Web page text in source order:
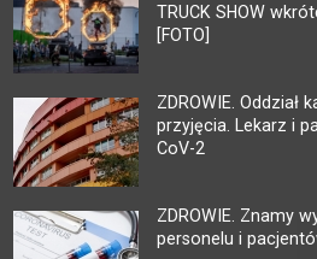
TRUCK SHOW
[FOTO]
ZDROWIE. Oddział
przyjęcia. Lekarz i
CoV-2
ZDROWIE. Znamy
personelu i